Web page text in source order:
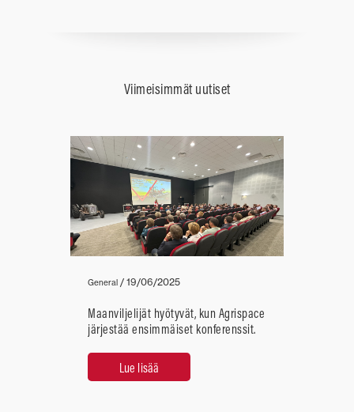
Viimeisimmät uutiset
General / 19/06/2025
Maanviljelijät hyötyvät, kun Agrispace
järjestää ensimmäiset konferenssit.
Lue lisää